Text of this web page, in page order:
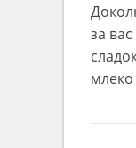
за